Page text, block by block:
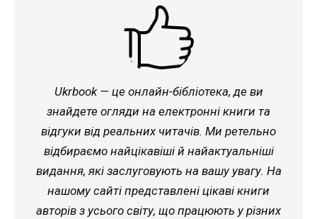
Ukrbook — це онлайн-бібліотека, де ви
знайдете огляди на електронні книги та
відгуки від реальних читачів. Ми ретельно
відбираємо найцікавіші й найактуальніші
видання, які заслуговують на вашу увагу. На
нашому сайті представлені цікаві книги
авторів з усього світу, що працюють у різних